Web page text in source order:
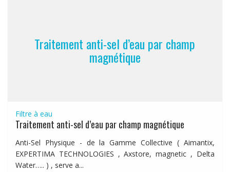
Traitement anti-sel d’eau par champ
magnétique
Filtre à eau
Traitement anti-sel d’eau par champ magnétique
Anti-Sel Physique - de la Gamme Collective ( Aimantix,
EXPERTIMA TECHNOLOGIES , Axstore, magnetic , Delta
Water….. ) , serve a...